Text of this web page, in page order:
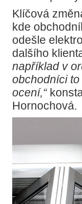
Klíčová
kde
odešle
dalšího
například v
obchodníci
ocení,“
Hornochová.